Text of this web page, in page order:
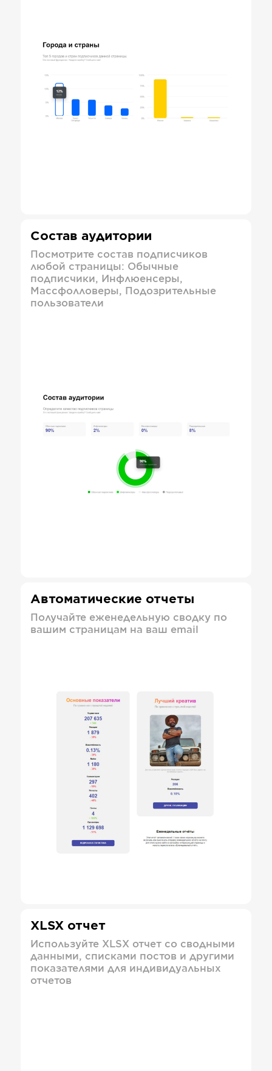
Состав аудитории
Посмотрите состав подписчиков
любой страницы: Обычные
подписчики, Инфлюенсеры,
Массфолловеры, Подозрительные
пользователи
Автоматические отчеты
Получайте еженедельную сводку по
вашим страницам на ваш email
XLSX отчет
Используйте XLSX отчет со сводными
данными, списками постов и другими
показателями для индивидуальных
отчетов